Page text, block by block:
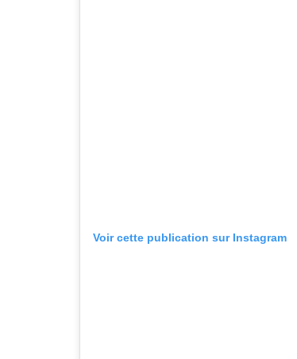
Voir cette publication sur Instagram